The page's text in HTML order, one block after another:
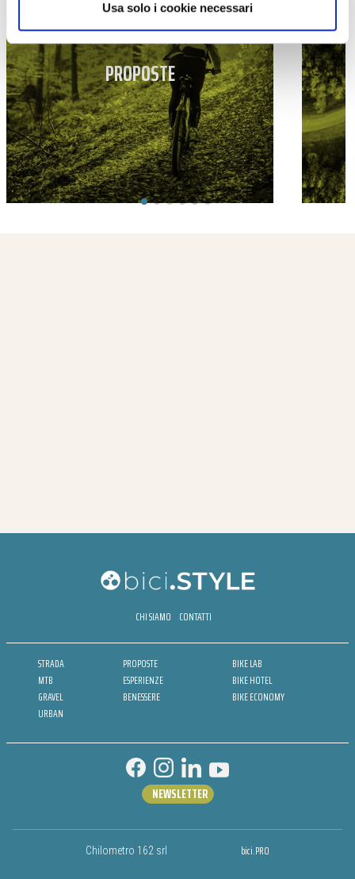
Usa solo i cookie necessari
PROPOSTE
CHI SIAMO CONTATTI
STRADA
MTB
GRAVEL
URBAN
PROPOSTE
ESPERIENZE
BENESSERE
BIKE LAB
BIKE HOTEL
BIKE ECONOMY
Chilometro 162 srl bici.PRO
NEWSLETTER